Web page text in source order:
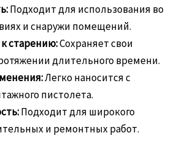
Подходит для использования во
и снаружи помещений.
старению:Сохраняет свои
длительного времени.
Легко наносится с
пистолета.
Подходит для широкого
и ремонтных работ.